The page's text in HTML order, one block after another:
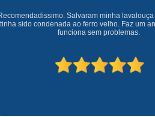
Uma empresa á 41 anos no mercado que
cliente ótimo atendimento com garantia de